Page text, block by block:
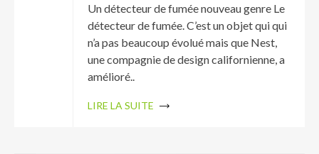
Un détecteur de fumée nouveau genre Le
détecteur de fumée. C’est un objet qui qui
n’a pas beaucoup évolué mais que Nest,
une compagnie de design californienne, a
amélioré..
LIRE LA SUITE